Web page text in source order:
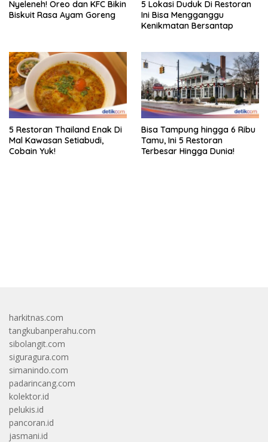
Nyeleneh! Oreo dan KFC Bikin
Biskuit Rasa Ayam Goreng
5 Lokasi Duduk Di Restoran
Ini Bisa Mengganggu
Kenikmatan Bersantap
5 Restoran Thailand Enak Di
Mal Kawasan Setiabudi,
Cobain Yuk!
Bisa Tampung hingga 6 Ribu
Tamu, Ini 5 Restoran
Terbesar Hingga Dunia!
harkitnas.com
tangkubanperahu.com
sibolangit.com
siguragura.com
simanindo.com
padarincang.com
kolektor.id
pelukis.id
pancoran.id
jasmani.id